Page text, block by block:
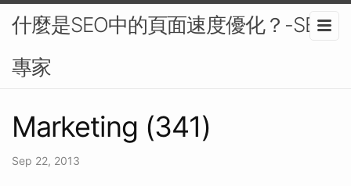
什麼是SEO中的頁面速度優化？-SEO
專家
Marketing (341)
Sep 22, 2013